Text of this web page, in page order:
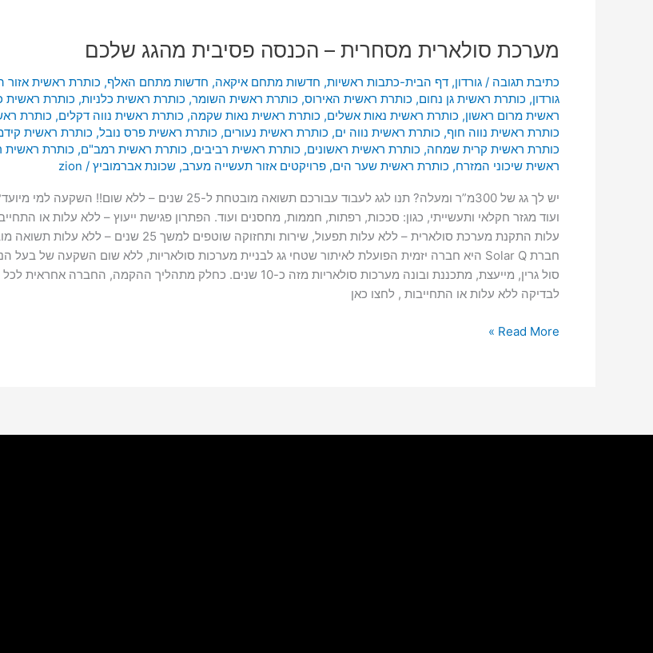
מערכת סולארית מסחרית – הכנסה פסיבית מהגג שלכם
כתיבת תגובה / גורדון, דף הבית-כתבות ראשיות, חדשות מתחם איקאה, חדשות מתחם האלף, כותרת ראשית
גורדון, כותרת ראשית גן נחום, כותרת ראשית האירוס, כותרת ראשית השומר, כותרת ראשית כלניות, כותרת ראשית
ראשית מרום ראשון, כותרת ראשית נאות אשלים, כותרת ראשית נאות שקמה, כותרת ראשית נווה דקלים, כותרת
כותרת ראשית נווה חוף, כותרת ראשית נווה ים, כותרת ראשית נעורים, כותרת ראשית פרס נובל, כותרת ראשית
כותרת ראשית קרית שמחה, כותרת ראשית ראשונים, כותרת ראשית רביבים, כותרת ראשית רמב"ם, כותרת ראשית
ראשית שיכוני המזרח, כותרת ראשית שער הים, פרויקטים אזור תעשייה מערב, שכונת אברמוביץ /
zion
יש לך גג של 300מ”ר ומעלה? תנו לגג לעבוד עבורכם תשואה
ועוד מגזר חקלאי ותעשייתי, כגון: סככות, רפתות, חממות, מחסנים ועוד. הפתרון פגישת ייעוץ – ללא עלות או
סול גרין, מייעצת, מתכננת ובונה מערכות סולאריות מזה כ-10 שנים. כחלק
לבדיקה ללא עלות או התחייבות , לחצו כאן
סולארית
–
הכנסה
פסיבית
שלכם
Read More »